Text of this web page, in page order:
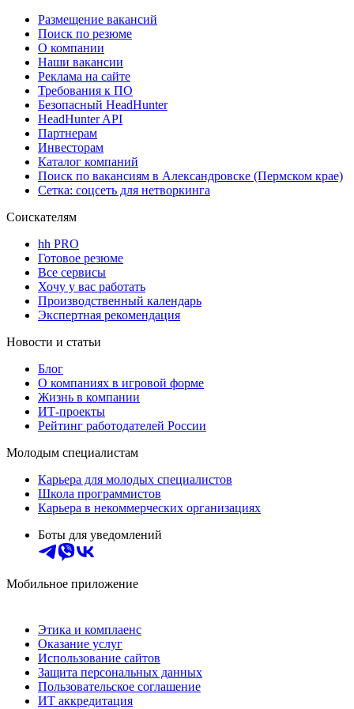
Размещение вакансий
Поиск по резюме
О компании
Наши вакансии
Реклама на сайте
Требования к ПО
Безопасный HeadHunter
HeadHunter API
Партнерам
Инвесторам
Каталог компаний
Поиск по вакансиям в Александровске (Пермском крае)
Сетка: соцсеть для нетворкинга
Соискателям
hh PRO
Готовое резюме
Все сервисы
Хочу у вас работать
Производственный календарь
Экспертная рекомендация
Новости и статьи
Блог
О компаниях в игровой форме
Жизнь в компании
ИТ-проекты
Рейтинг работодателей России
Молодым специалистам
Карьера для молодых специалистов
Школа программистов
Карьера в некоммерческих организациях
Боты для уведомлений
Мобильное приложение
Этика и комплаенс
Оказание услуг
Использование сайтов
Защита персональных данных
Пользовательское соглашение
ИТ аккредитация